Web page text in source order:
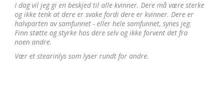
I dag vil jeg gi en beskjed til alle kvinner. Dere må være sterke
og ikke tenk at dere er svake fordi dere er kvinner. Dere er
halvparten av samfunnet - eller hele samfunnet, synes jeg.
Finn støtte og styrke hos dere selv og ikke forvent det fra
noen andre.
Vær et stearinlys som lyser rundt for andre.